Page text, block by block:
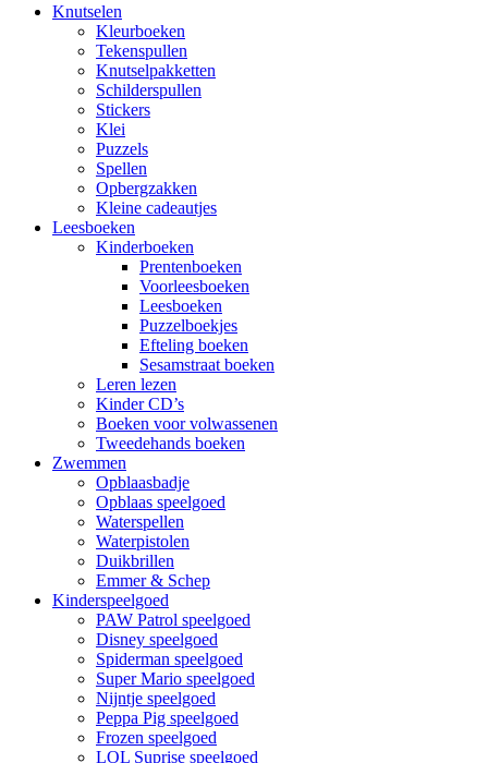
Knutselen
Kleurboeken
Tekenspullen
Knutselpakketten
Schilderspullen
Stickers
Klei
Puzzels
Spellen
Opbergzakken
Kleine cadeautjes
Leesboeken
Kinderboeken
Prentenboeken
Voorleesboeken
Leesboeken
Puzzelboekjes
Efteling boeken
Sesamstraat boeken
Leren lezen
Kinder CD’s
Boeken voor volwassenen
Tweedehands boeken
Zwemmen
Opblaasbadje
Opblaas speelgoed
Waterspellen
Waterpistolen
Duikbrillen
Emmer & Schep
Kinderspeelgoed
PAW Patrol speelgoed
Disney speelgoed
Spiderman speelgoed
Super Mario speelgoed
Nijntje speelgoed
Peppa Pig speelgoed
Frozen speelgoed
LOL Suprise speelgoed